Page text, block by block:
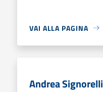
VAI ALLA PAGINA
Andrea Signorelli